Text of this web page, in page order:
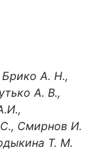
А. Н.,
А. В.,
Смирнов И.
Т. М.